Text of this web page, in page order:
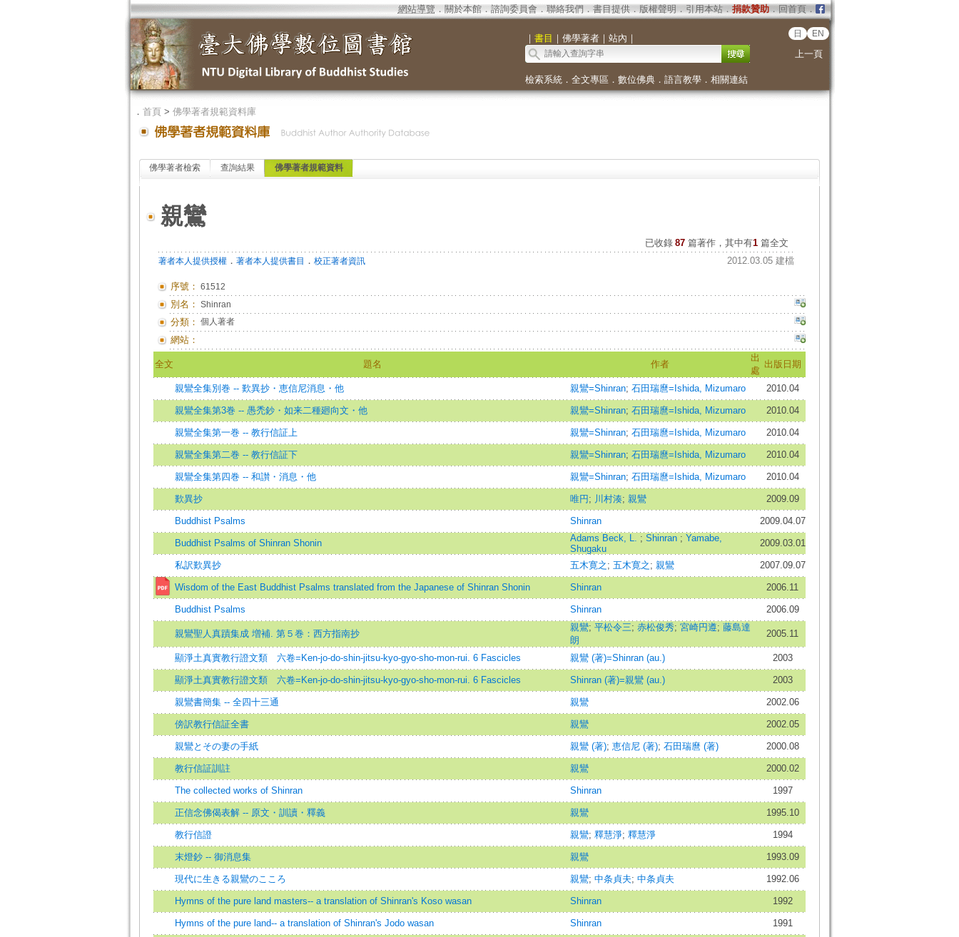
網站導覽 ． 關於本館． 諮詢委員會． 聯絡我們 ． 書目提供． 版權聲明 ． 引用本站． 捐款贊助．回首頁．
｜ 書目 ｜ 佛學著者｜ 站內 ｜ 日 EN
上一頁
檢索系統． 全文專區 ． 數位佛典． 語言教學． 相關連結
． 首頁> 佛學著者規範資料庫
佛學著者檢索 查詢結果 佛學著者規範資料
親鸞
已收錄 87 篇著作，其中有1篇全文
著者本人提供授權． 著者本人提供書目 ． 校正著者資訊 2012.03.05 建檔
序號： 61512
別名： Shinran
分類： 個人著者
網站：
全文 題名 作者
出
處
出版日期
親鸞全集別巻 -- 歎異抄・恵信尼消息・他 親鸞=Shinran; 石田瑞麿=Ishida, Mizumaro 2010.04
親鸞全集第3巻 -- 愚禿鈔・如来二種廻向文・他 親鸞=Shinran; 石田瑞麿=Ishida, Mizumaro 2010.04
親鸞全集第一巻 -- 教行信証上 親鸞=Shinran; 石田瑞麿=Ishida, Mizumaro 2010.04
親鸞全集第二巻 -- 教行信証下 親鸞=Shinran; 石田瑞麿=Ishida, Mizumaro 2010.04
親鸞全集第四巻 -- 和讃・消息・他 親鸞=Shinran; 石田瑞麿=Ishida, Mizumaro 2010.04
歎異抄 唯円 ; 川村湊; 親鸞 2009.09
Buddhist Psalms Shinran 2009.04.07
Buddhist Psalms of Shinran Shonin Adams Beck, L. ; Shinran ; Yamabe,
Shugaku
2009.03.01
私訳歎異抄 五木寛之 ; 五木寛之 ; 親鸞 2007.09.07
Wisdom of the East Buddhist Psalms translated from the Japanese of Shinran Shonin Shinran 2006.11
Buddhist Psalms Shinran 2006.09
親鸞聖人真蹟集成 増補. 第５巻：西方指南抄
親鸞; 平松令三; 赤松俊秀; 宮崎円遵; 藤島達
朗
2005.11
顯淨土真實教行證文類 六卷=Ken-jo-do-shin-jitsu-kyo-gyo-sho-mon-rui. 6 Fascicles 親鸞 (著)=Shinran (au.) 2003
顯淨土真實教行證文類 六卷=Ken-jo-do-shin-jitsu-kyo-gyo-sho-mon-rui. 6 Fascicles Shinran (著)=親鸞 (au.) 2003
親鸞書簡集 -- 全四十三通 親鸞 2002.06
傍訳教行信証全書 親鸞 2002.05
親鸞とその妻の手紙 親鸞 (著); 恵信尼 (著); 石田瑞麿 (著) 2000.08
教行信証訓註 親鸞 2000.02
The collected works of Shinran Shinran 1997
正信念佛偈表解 -- 原文・訓讀・釋義 親鸞 1995.10
教行信證 親鸞; 釋慧淨; 釋慧淨 1994
末燈鈔 -- 御消息集 親鸞 1993.09
現代に生きる親鸞のこころ 親鸞; 中条貞夫; 中条貞夫 1992.06
Hymns of the pure land masters-- a translation of Shinran's Koso wasan Shinran 1992
Hymns of the pure land-- a translation of Shinran's Jodo wasan Shinran 1991